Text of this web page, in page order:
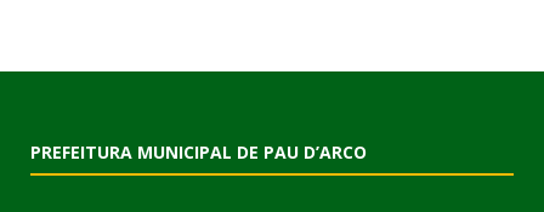
PREFEITURA MUNICIPAL DE PAU D’ARCO